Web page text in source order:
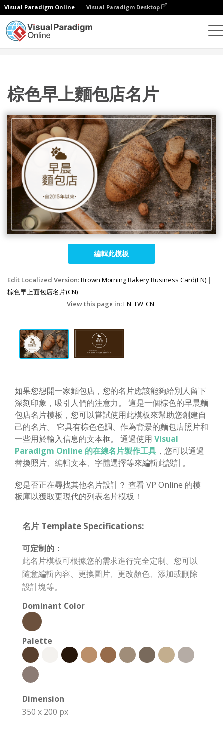
Visual Paradigm Online Visual Paradigm Desktop
棕色早上麵包店名片
編輯此模板
Edit Localized Version:Brown Morning Bakery Business Card(EN) |
棕色早上面包店名片(CN)
View this page in:EN TW CN
如果您想開一家麵包店，您的名片應該能夠給別人留下
深刻印象，吸引人們的注意力。 這是一個棕色的早晨麵
包店名片模板，您可以嘗試使用此模板來幫助您創建自
己的名片。 它具有棕色色調、作為背景的麵包店照片和
一些用於輸入信息的文本框。 通過使用 Visual
Paradigm Online 的在線名片製作工具 ，您可以通過
替換照片、編輯文本、字體選擇等來編輯此設計。
您是否正在尋找其他名片設計？ 查看 VP Online 的模
板庫以獲取更現代的列表名片模板！
名片 Template Specifications:
可定制的：
此名片模板可根據您的需求進行完全定制。您可以
隨意編輯內容、更換圖片、更改顏色、添加或刪除
設計塊等。
Dominant Color
Palette
Dimension
350 x 200 px